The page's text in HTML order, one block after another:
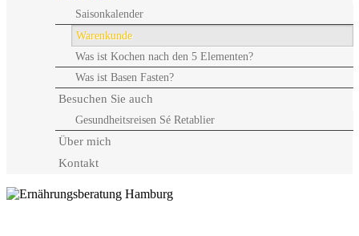
Saisonkalender
Warenkunde
Was ist Kochen nach den 5 Elementen?
Was ist Basen Fasten?
Besuchen Sie auch
Gesundheitsreisen Sé Retablier
Über mich
Kontakt